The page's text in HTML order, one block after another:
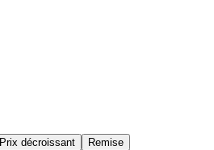
Prix décroissant Remise